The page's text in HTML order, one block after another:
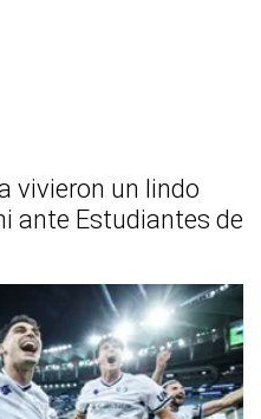
vivieron un lindo
ante Estudiantes de